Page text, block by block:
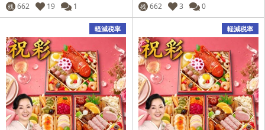
残 662 19 1 残 662 3 0
軽減税率 軽減税率